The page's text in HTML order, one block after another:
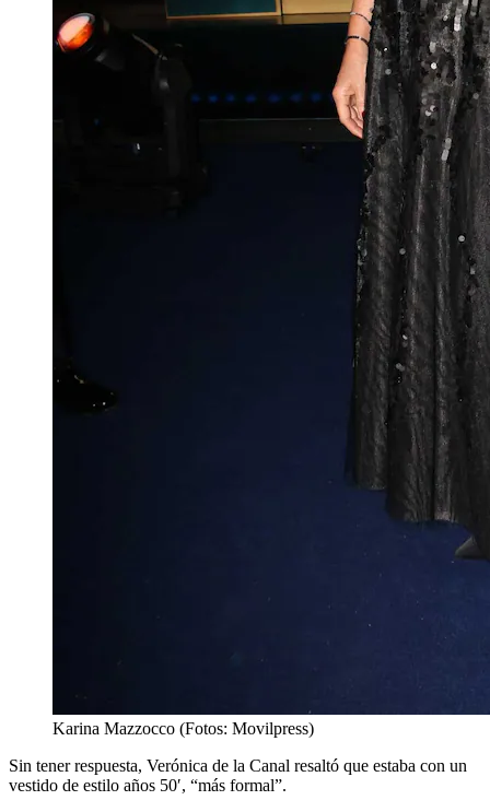
Karina Mazzocco (Fotos: Movilpress)
Sin tener respuesta, Verónica de la Canal resaltó que estaba con un
vestido de estilo años 50′, “más formal”.